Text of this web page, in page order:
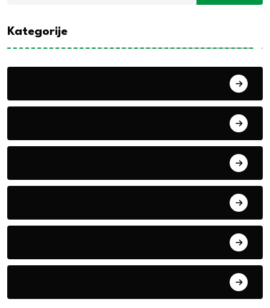
Kategorije